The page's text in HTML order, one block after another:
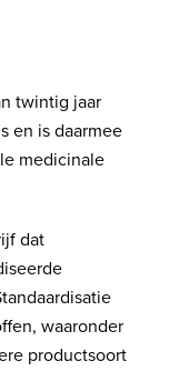
twintig jaar
en is daarmee
medicinale
dat
waaronder
productsoort